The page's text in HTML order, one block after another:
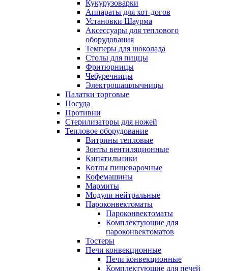
Кукурузоварки
Аппараты для хот-догов
Установки Шаурма
Аксессуары для теплового
оборудования
Темперы для шоколада
Столы для пиццы
Фритюрницы
Чебуречницы
Электрошашлычницы
Палатки торговые
Посуда
Противни
Стерилизаторы для ножей
Тепловое оборудование
Витрины тепловые
Зонты вентиляционные
Кипятильники
Котлы пищеварочные
Кофемашины
Мармиты
Модули нейтральные
Пароконвектоматы
Пароконвектоматы
Комплектующие для
пароконвектоматов
Тостеры
Печи конвекционные
Печи конвекционные
Комплектующие для печей